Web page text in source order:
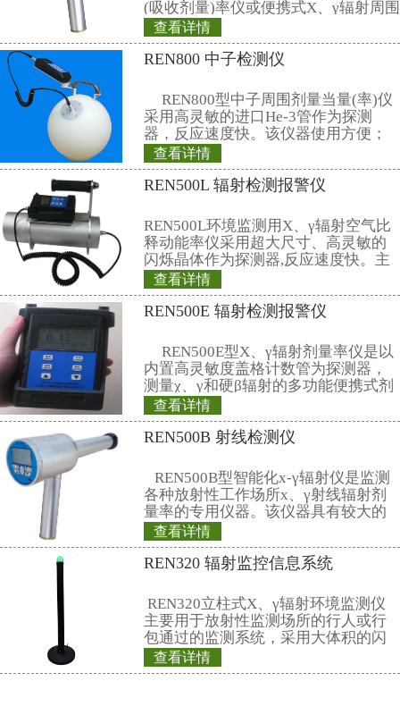
9、相对湿度 ≤90%（30℃）
联系仁日科技
公司名称： 上海仁日辐射防护设
公司地址： 上海市嘉定区曹安路
销售热线：
021-69515711(总机)
13818065015(成先生)
13816783072(徐小姐)
电子邮件：
market@renri.com.cn
相关产品
REN500A 辐射检